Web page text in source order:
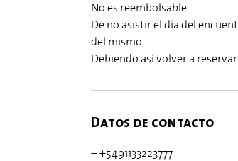
No es reembolsable.
De no asistir el día del
del mismo.
Debiendo así volver a
Datos de contacto
+ +5491133223777